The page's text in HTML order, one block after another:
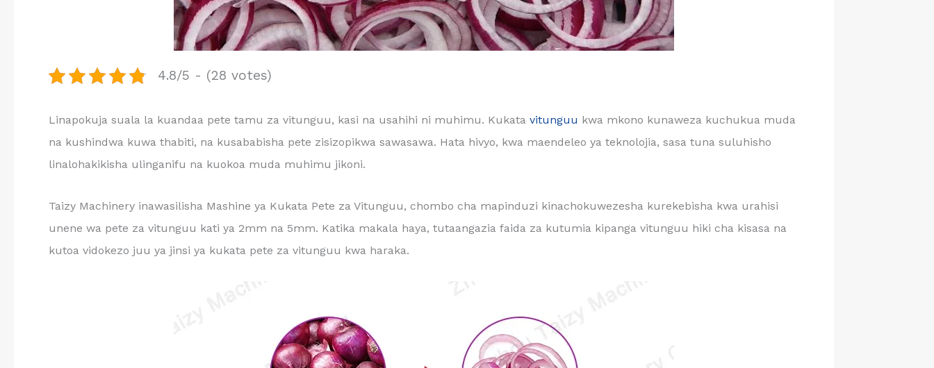
4.8/5 - (28 votes)
Linapokuja suala la kuandaa pete tamu za vitunguu, kasi na usahihi ni muhimu. Kukata vitunguu kwa mkono kunaweza kuchukua muda
na kushindwa kuwa thabiti, na kusababisha pete zisizopikwa sawasawa. Hata hivyo, kwa maendeleo ya teknolojia, sasa tuna suluhisho
linalohakikisha ulinganifu na kuokoa muda muhimu jikoni.
Taizy Machinery inawasilisha Mashine ya Kukata Pete za Vitunguu, chombo cha mapinduzi kinachokuwezesha kurekebisha kwa urahisi
unene wa pete za vitunguu kati ya 2mm na 5mm. Katika makala haya, tutaangazia faida za kutumia kipanga vitunguu hiki cha kisasa na
kutoa vidokezo juu ya jinsi ya kukata pete za vitunguu kwa haraka.